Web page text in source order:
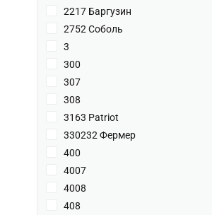
2217 Баргузин
2752 Соболь
3
300
307
308
3163 Patriot
330232 Фермер
400
4007
4008
408